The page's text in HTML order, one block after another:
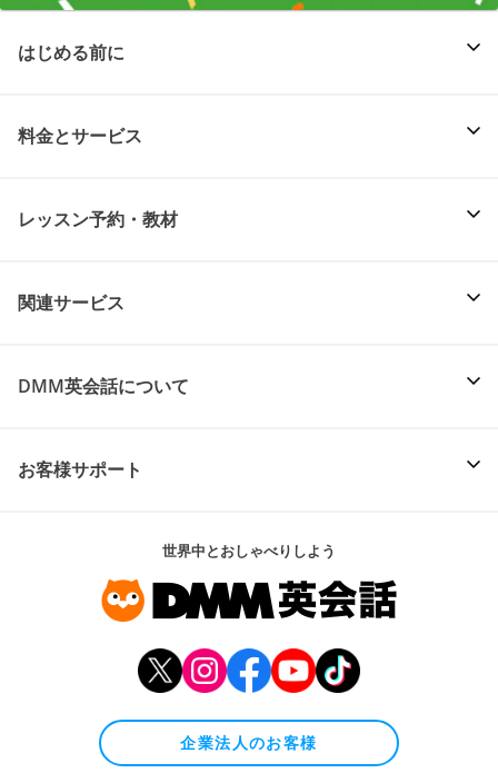
はじめる前に
料金とサービス
レッスン予約・教材
関連サービス
DMM英会話について
お客様サポート
世界中とおしゃべりしよう
企業法人のお客様